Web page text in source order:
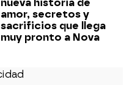
nueva historia de
amor, secretos y
sacrificios que llega
muy pronto a Nova